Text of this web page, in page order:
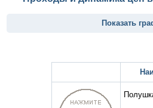
Показать